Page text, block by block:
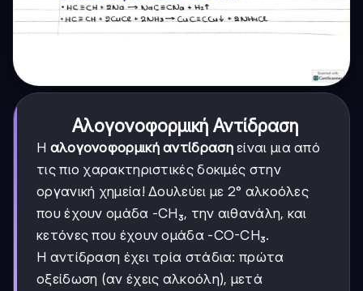
Αλογονοφορμική Αντίδραση
Η αλογονοφορμική αντίδρασηείναι μια από
τις πιο χαρακτηριστικές δοκιμές στην
οργανική χημεία! Δουλεύει με 2° αλκοόλες
που έχουν ομάδα -CH₃, την αιθανάλη, και
κετόνες που έχουν ομάδα -CO-CH₃.
Η αντίδραση έχει τρία στάδια: πρώτα
οξείδωση (αν έχεις αλκοόλη), μετά